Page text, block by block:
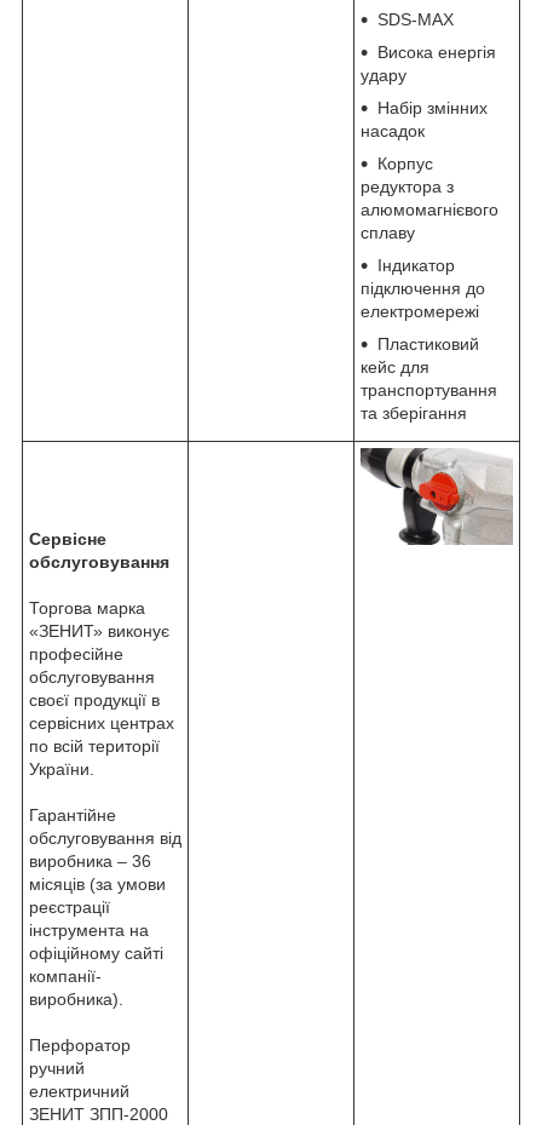
SDS-МАХ
Висока енергія
удару
Набір змінних
насадок
Корпус
редуктора з
алюмомагнієвого
сплаву
Індикатор
підключення до
електромережі
Пластиковий
кейс для
транспортування
та зберігання
Сервісне
обслуговування
Торгова марка
«ЗЕНИТ» виконує
професійне
обслуговування
своєї продукції в
сервісних центрах
по всій території
України.
Гарантійне
обслуговування від
виробника – 36
місяців (за умови
реєстрації
інструмента на
офіційному сайті
компанії-
виробника).
Перфоратор
ручний
електричний
ЗЕНИТ ЗПП-2000